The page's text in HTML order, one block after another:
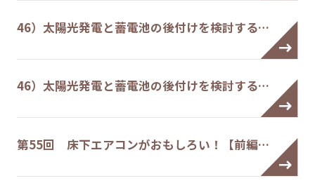
46）太陽光発電と蓄電池の後付けを検討する…
46）太陽光発電と蓄電池の後付けを検討する…
第55回 床下エアコンがおもしろい！【前編…